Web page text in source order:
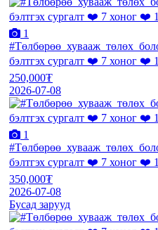
1
бэлтгэх сургалт ❤️ 7 хоног ❤️
250,000₮
2026-07-08
1
бэлтгэх сургалт ❤️ 7 хоног ❤️
350,000₮
2026-07-08
Бусад зарууд